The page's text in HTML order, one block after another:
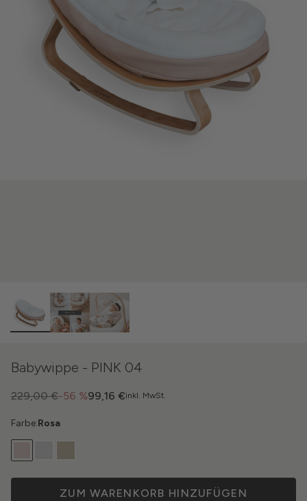
Babywippe - PINK 04
inkl. MwSt.
-56 %
229,00 € 99,16 €
Farbe:Rosa
ZUM WARENKORB HINZUFÜGEN